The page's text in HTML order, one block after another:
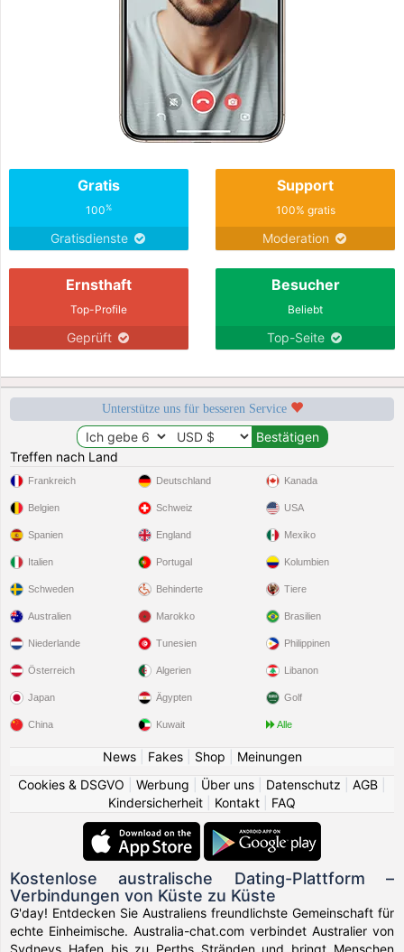
Gratis
100%
Gratisdienste
Support
100% gratis
Moderation
Ernsthaft
Top-Profile
Geprüft
Besucher
Beliebt
Top-Seite
Unterstütze uns für besseren Service
Treffen nach Land
Frankreich
Belgien
Spanien
Italien
Schweden
Deutschland
Schweiz
England
Portugal
Behinderte
Kanada
USA
Mexiko
Kolumbien
Tiere
Australien
Niederlande
Österreich
Japan
China
Marokko
Tunesien
Algerien
Ägypten
Kuwait
Brasilien
Philippinen
Libanon
Golf
Alle
News| Fakes| Shop
Meinungen
Cookies & DSGVO
Werbung Über uns Datenschutz AGB
Kindersicherheit
Kontakt FAQ
Kostenlose australische Dating-Plattform –
Verbindungen von Küste zu Küste
G'day! Entdecken Sie Australiens freundlichste Gemeinschaft für
echte Einheimische. Australia-chat.com verbindet Australier von
Sydneys Hafen bis zu Perths Stränden und bringt Menschen